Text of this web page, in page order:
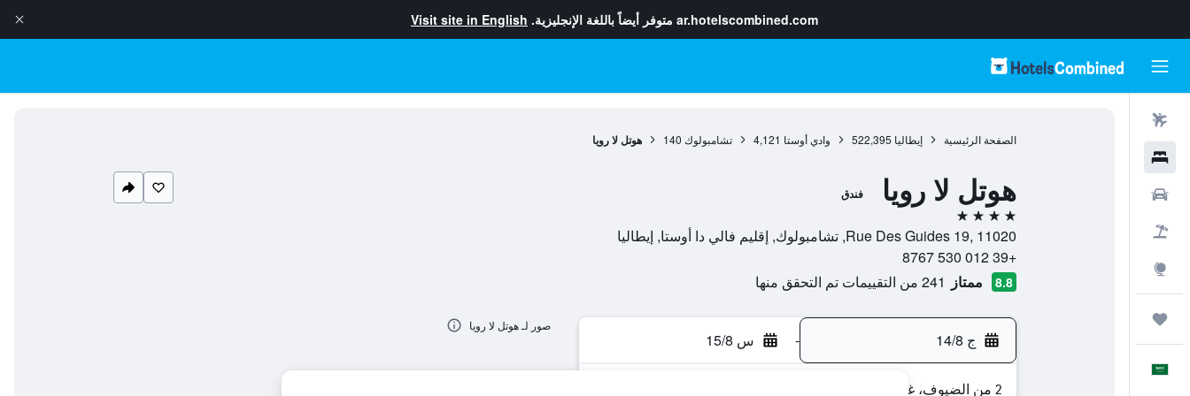
ar.hotelscombined.com متوفر أيضاً باللغة الإنجليزية. Visit site in English
الصفحة الرئيسية إيطاليا 522,395 وادي أوستا 4,121 تشامبولوك 140 هوتل لا رويا
هوتل لا رويا فندق
4 نجوم
Rue Des Guides 19, 11020, تشامبولوك, إقليم فالي دا أوستا, إيطاليا
+39 012 530 8767
8.8 ممتاز 241 من التقييمات تم التحقق منها
ج 14/8 - س 15/8
2 من الضيوف، غرفة واحدة
صور لـ هوتل لا رويا